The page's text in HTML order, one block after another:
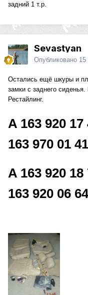
задний 1 т.р.
Sevastyan
Опубликовано 15
Остались ещё шкуры и
замки с заднего
Рестайлинг.
A 163 920 17
163 970 01
A 163 920 18
163 920 06